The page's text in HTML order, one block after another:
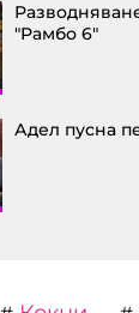
"Рамбо 6"
Адел пусна